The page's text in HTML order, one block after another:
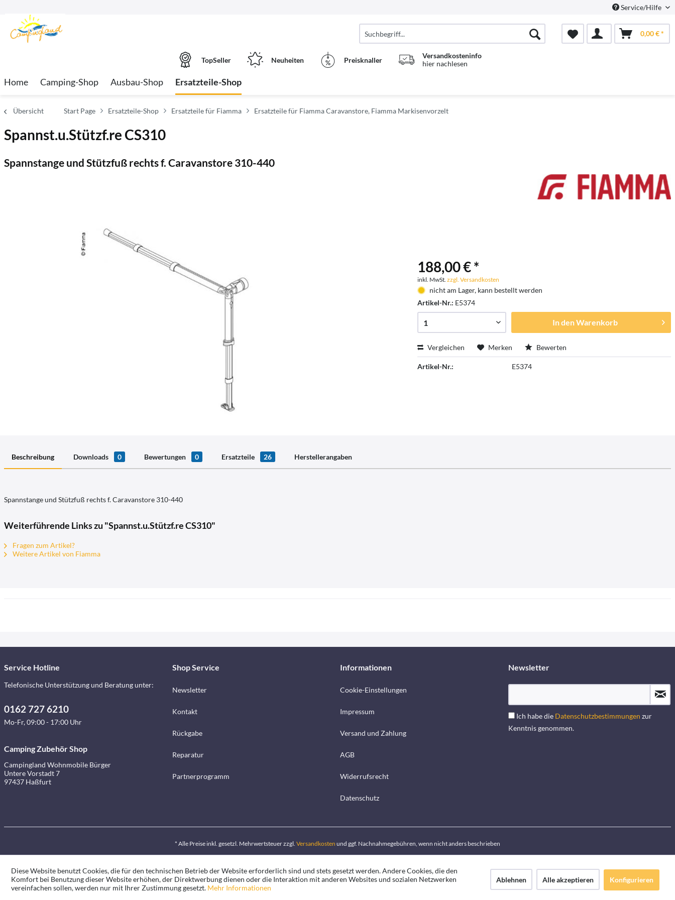
Service/Hilfe
0,00 € *
TopSeller Neuheiten Preisknaller
Versandkosteninfo
hier nachlesen
Home Camping-Shop Ausbau-Shop Ersatzteile-Shop
Übersicht Start Page Ersatzteile-Shop Ersatzteile für Fiamma Ersatzteile für Fiamma Caravanstore, Fiamma Markisenvorzelt
Spannst.u.Stützf.re CS310
Spannstange und Stützfuß rechts f. Caravanstore 310-440
188,00 € *
inkl. MwSt.zzgl. Versandkosten
nicht am Lager, kann bestellt werden
Artikel-Nr.: E5374
In denWarenkorb
Vergleichen Merken Bewerten
Artikel-Nr.: E5374
Beschreibung Downloads 0 Bewertungen 0 Ersatzteile 26 Herstellerangaben
Spannstange und Stützfuß rechts f. Caravanstore 310-440
Weiterführende Links zu "Spannst.u.Stützf.re CS310"
Fragen zum Artikel?
Weitere Artikel von Fiamma
Service Hotline
Telefonische Unterstützung und Beratung unter:
0162 727 6210
Mo-Fr, 09:00 - 17:00 Uhr
Camping Zubehör Shop
Campingland Wohnmobile Bürger
Untere Vorstadt 7
97437 Haßfurt
Shop Service
Newsletter
Kontakt
Rückgabe
Reparatur
Partnerprogramm
Informationen
Cookie-Einstellungen
Impressum
Versand und Zahlung
AGB
Widerrufsrecht
Datenschutz
Newsletter
Ich habe die Datenschutzbestimmungen zur
Kenntnis genommen.
* Alle Preise inkl. gesetzl. Mehrwertsteuer zzgl. Versandkosten und ggf. Nachnahmegebühren, wenn nicht anders beschrieben
Diese Website benutzt Cookies, die für den technischen Betrieb der Website erforderlich sind und stets gesetzt werden. Andere Cookies, die den
Komfort bei Benutzung dieser Website erhöhen, der Direktwerbung dienen oder die Interaktion mit anderen Websites und sozialen Netzwerken
vereinfachen sollen, werden nur mit Ihrer Zustimmung gesetzt. Mehr Informationen
Ablehnen Alle akzeptieren Konfigurieren